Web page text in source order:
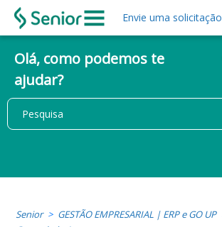
Envie uma solicitação
Olá, como podemos te
ajudar?
Senior GESTÃO EMPRESARIAL | ERP e GO UP